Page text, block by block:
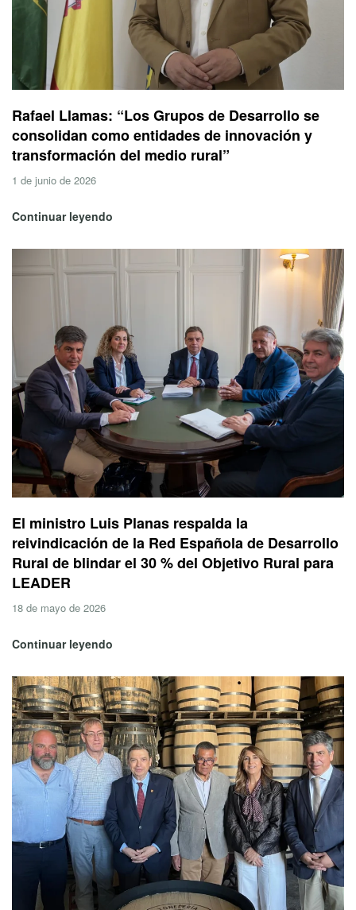
Rafael Llamas: “Los Grupos de Desarrollo se
consolidan como entidades de innovación y
transformación del medio rural”
1 de junio de 2026
Continuar leyendo
El ministro Luis Planas respalda la
reivindicación de la Red Española de Desarrollo
Rural de blindar el 30 % del Objetivo Rural para
LEADER
18 de mayo de 2026
Continuar leyendo